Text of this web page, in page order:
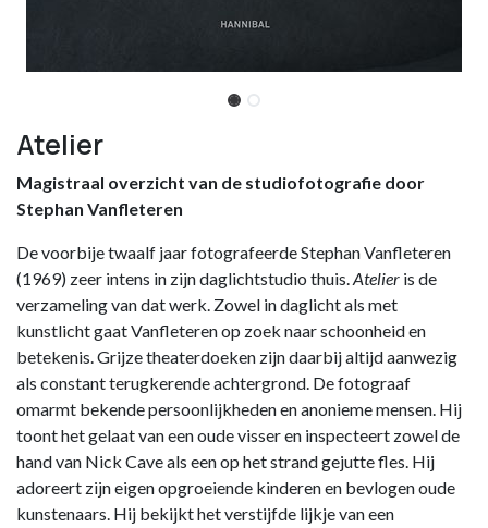
Atelier
Magistraal overzicht van de studiofotografie door
Stephan Vanfleteren
De voorbije twaalf jaar fotografeerde Stephan Vanfleteren
(1969) zeer intens in zijn daglichtstudio thuis.Atelier is de
verzameling van dat werk. Zowel in daglicht als met
kunstlicht gaat Vanfleteren op zoek naar schoonheid en
betekenis. Grijze theaterdoeken zijn daarbij altijd aanwezig
als constant terugkerende achtergrond. De fotograaf
omarmt bekende persoonlijkheden en anonieme mensen. Hij
toont het gelaat van een oude visser en inspecteert zowel de
hand van Nick Cave als een op het strand gejutte fles. Hij
adoreert zijn eigen opgroeiende kinderen en bevlogen oude
kunstenaars. Hij bekijkt het verstijfde lijkje van een